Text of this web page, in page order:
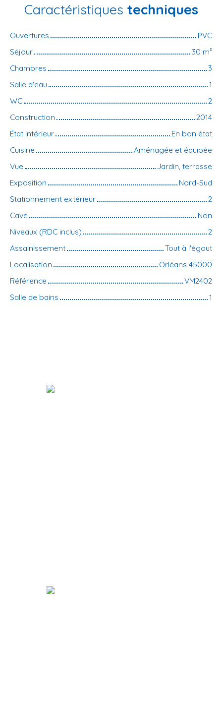
Caractéristiques techniques
Ouvertures
PVC
Séjour
30 m²
Chambres
3
Salle d'eau
1
WC
2
Construction
2014
État intérieur
En bon état
Cuisine
Aménagée et équipée
Vue
Jardin, terrasse
Exposition
Nord-Sud
Stationnement extérieur
2
Cave
Non
Niveaux (RDC inclus)
2
Assainissement
Tout à l'égout
Localisation
Orléans 45000
Référence
VM2402
Salle de bains
1